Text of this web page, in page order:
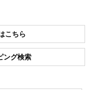
こちら
ング検索